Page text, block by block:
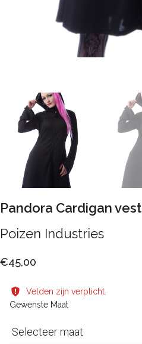
Pandora Cardigan vest
Poizen Industries
€45,00
Velden zijn verplicht.
Gewenste Maat
Selecteer maat